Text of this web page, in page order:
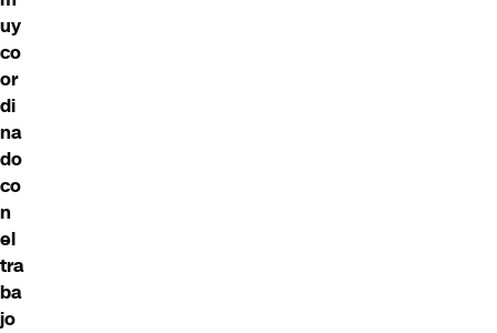
uy
co
or
di
na
do
co
n
el
tra
ba
jo